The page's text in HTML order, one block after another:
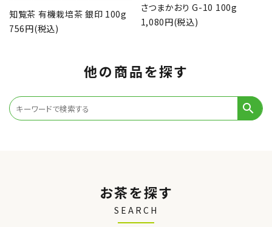
知覧茶 有機栽培茶 銀印 100g
756円(税込)
さつまかおり G-10 100g
1,080円(税込)
他の商品を探す
search
お茶を探す
SEARCH